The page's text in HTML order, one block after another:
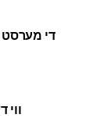
די מערסט
ווי